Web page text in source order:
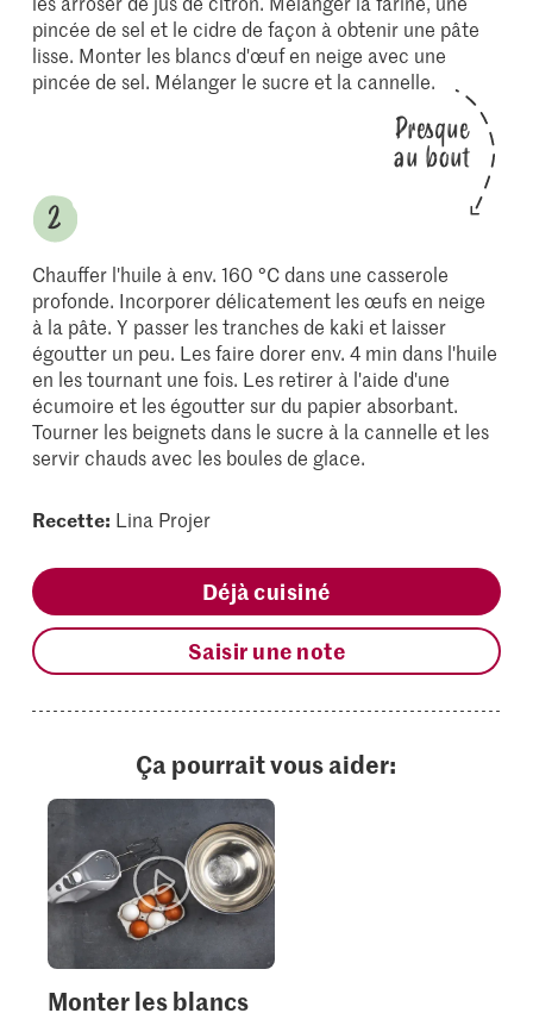
pincée de sel et le cidre de façon à obtenir une pâte
lisse. Monter les blancs d'œuf en neige avec une
pincée de sel. Mélanger le sucre et la cannelle.
Presque
au bout
Chauffer l'huile à env. 160 °C dans une casserole
profonde. Incorporer délicatement les œufs en neige
à la pâte. Y passer les tranches de kaki et laisser
égoutter un peu. Les faire dorer env. 4 min dans l'huile
en les tournant une fois. Les retirer à l'aide d'une
écumoire et les égoutter sur du papier absorbant.
Tourner les beignets dans le sucre à la cannelle et les
servir chauds avec les boules de glace.
Recette: Lina Projer
Déjà cuisiné
Saisir une note
Ça pourrait vous aider:
Monter les blancs